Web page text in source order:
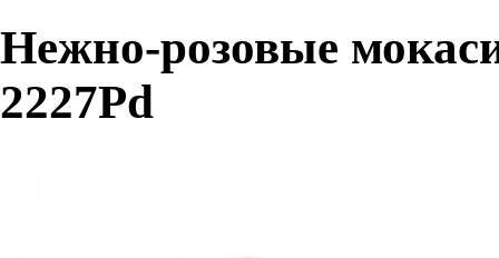
Нежно-розовые
2227Pd